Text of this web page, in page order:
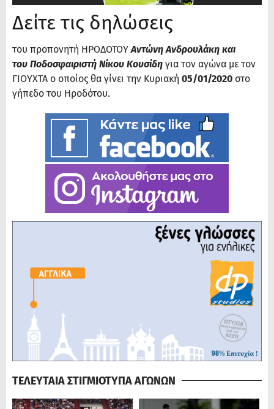
Δείτε τις δηλώσεις
του προπονητή ΗΡΟΔΟΤΟΥ Αντώνη Ανδρουλάκη και
του Ποδοσφαιριστή Νίκου Κουσίδη για τον αγώνα με τον
ΓΙΟΥΧΤΑ ο οποίος θα γίνει την Κυριακή 05/01/2020 στο
γήπεδο του Ηροδότου.
ΤΕΛΕΥΤΑΙΑ ΣΤΙΓΜΙΟΤΥΠΑ ΑΓΩΝΩΝ